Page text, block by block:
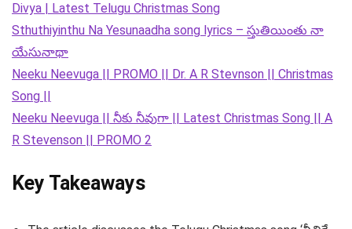
Divya | Latest Telugu Christmas Song
Sthuthiyinthu Na Yesunaadha song lyrics – స్తుతియింతు నా
యేసునాథా
Neeku Neevuga || PROMO || Dr. A R Stevnson || Christmas
Song ||
Neeku Neevuga || నీకు నీవుగా || Latest Christmas Song || A
R Stevenson || PROMO 2
Key Takeaways